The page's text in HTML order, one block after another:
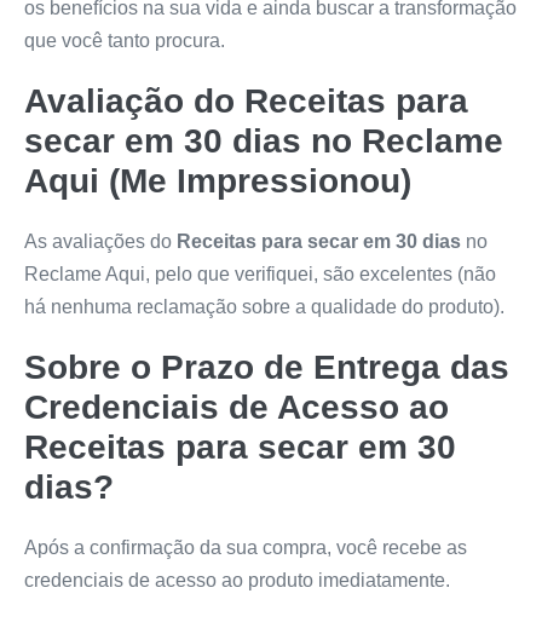
os benefícios na sua vida e ainda buscar a transformação
que você tanto procura.
Avaliação do Receitas para
secar em 30 dias no Reclame
Aqui (Me Impressionou)
As avaliações do Receitas para secar em 30 dias no
Reclame Aqui, pelo que verifiquei, são excelentes (não
há nenhuma reclamação sobre a qualidade do produto).
Sobre o Prazo de Entrega das
Credenciais de Acesso ao
Receitas para secar em 30
dias?
Após a confirmação da sua compra, você recebe as
credenciais de acesso ao produto imediatamente.